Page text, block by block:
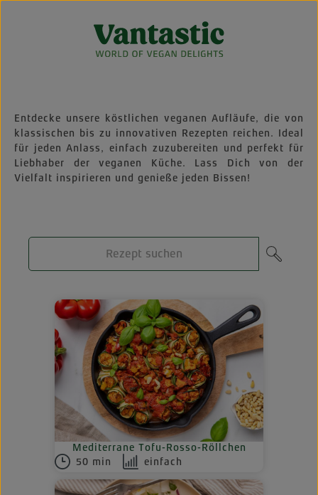
Entdecke unsere köstlichen veganen Aufläufe, die von
klassischen bis zu innovativen Rezepten reichen. Ideal
für jeden Anlass, einfach zuzubereiten und perfekt für
Liebhaber der veganen Küche. Lass Dich von der
Vielfalt inspirieren und genieße jeden Bissen!
Mediterrane Tofu-Rosso-Röllchen
50 min
einfach